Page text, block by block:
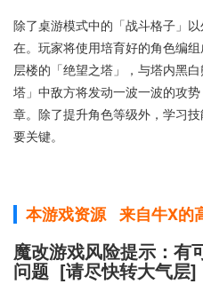
除了桌游模式中的「战斗格子」
在。玩家将使用培育好的角色编
层楼的「绝望之塔」，与塔内黑
塔」中敌方将发动一波一波的攻
章。除了提升角色等级外，学习
要关键。
本游戏资源 来自牛X的
魔改游戏风险提示：有
问题 [请尽快转大气层]